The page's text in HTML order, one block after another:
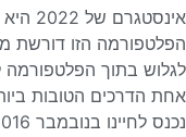
הפלטפורמה הזו
לגלוש בתוך הפלטפורמה
אחת הדרכים הטובות